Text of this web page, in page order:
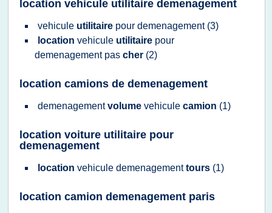
location vehicule utilitaire demenagement
vehicule utilitaire pour demenagement (3)
location vehicule utilitaire pour
demenagement pas cher (2)
location camions de demenagement
demenagementvolume vehicule camion (1)
location voiture utilitaire pour
demenagement
location vehicule demenagementtours (1)
location camion demenagement paris